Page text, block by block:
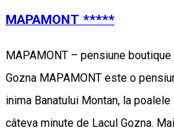
MAPAMONT *****
MAPAMONT – pensiune
Gozna MAPAMONT este o
inima Banatului Montan, la
câteva minute de Lacul Gozna.